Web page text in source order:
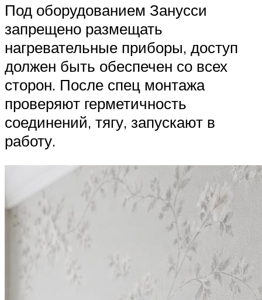
Под оборудованием Занусси
запрещено размещать
нагревательные приборы, доступ
должен быть обеспечен со всех
сторон. После спец монтажа
проверяют герметичность
соединений, тягу, запускают в
работу.